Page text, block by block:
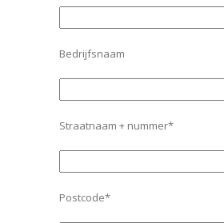
Bedrijfsnaam
Straatnaam + nummer*
Postcode*